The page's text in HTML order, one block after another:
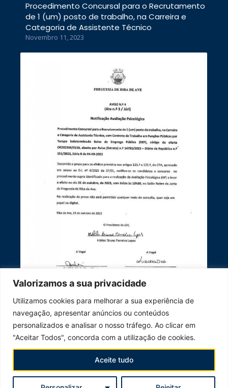
Valorizamos a sua privacidade
Utilizamos cookies para melhorar a sua experiência de
navegação, apresentar anúncios ou conteúdos
personalizados e analisar o nosso tráfego. Ao clicar em
"Aceitar Todos", concorda com a utilização de cookies.
Aceite tudo
Procedimento Concursal para o Recrutamento
de 1 (um) posto de trabalho, na Carreira e
Categoria de Assistente Técnico
Novembro 11, 2023
Notificação Avaliação Psicológica
Outubro 24, 2023
© 2023 Junta de Freguesia de Riba de Ave |